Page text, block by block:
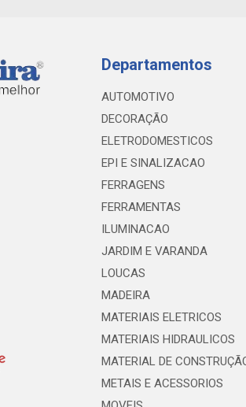
Departamentos
AUTOMOTIVO
DECORAÇÃO
ELETRODOMESTICOS
EPI E SINALIZACAO
FERRAGENS
FERRAMENTAS
ILUMINACAO
JARDIM E VARANDA
LOUCAS
MADEIRA
MATERIAIS ELETRICOS
MATERIAIS HIDRAULICOS
MATERIAL DE
METAIS E ACESSORIOS